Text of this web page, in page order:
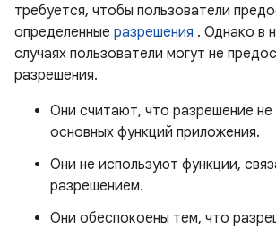
требуется, чтобы пользователи
определенные разрешения . Однако в
случаях пользователи могут не
разрешения.
Они считают, что разрешение не
основных функций приложения.
Они не используют функции,
разрешением.
Они обеспокоены тем, что